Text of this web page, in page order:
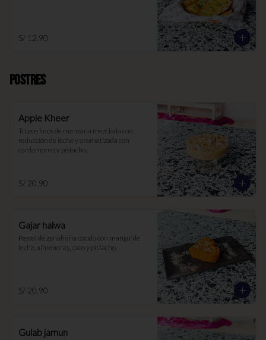
S/ 12.90
Postres
Apple Kheer
Trozos finos de manzana mezclada con
reducción de leche y aromatizada con
cardamomo y pistacho.
S/ 20.90
Gajar halwa
Pastel de zanahoria cocido con manjar de
leche, almendras, coco y pistacho.
S/ 20.90
Gulab jamun